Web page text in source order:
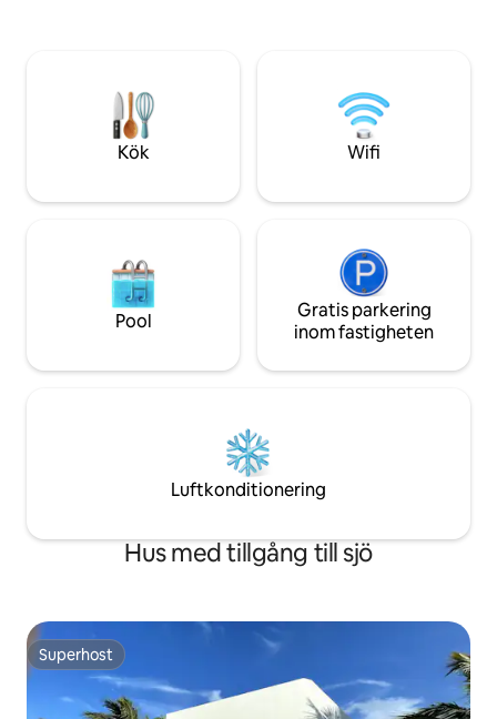
Kök Wifi
Pool
Gratis parkering
inom fastigheten
Luftkonditionering
Hus med tillgång till sjö
Superhost
Superhost